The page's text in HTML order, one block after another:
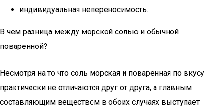
индивидуальная непереносимость.
В чем разница между морской солью и обычной
поваренной?
Несмотря на то что соль морская и поваренная по вкусу
практически не отличаются друг от друга, а главным
составляющим веществом в обоих случаях выступает